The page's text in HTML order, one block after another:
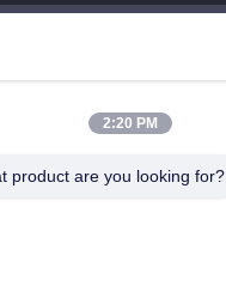
shenli@shenlirigging.com
2:20 PM
product are you looking for?